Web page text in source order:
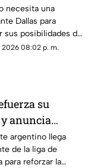
a ganar para
en la
Cup
necesita una
Dallas para
sus posibilidades de
Castillo será baja
2026 08:02 p. m.
su
anuncia
argentino
argentino llega
de la liga de
para reforzar la